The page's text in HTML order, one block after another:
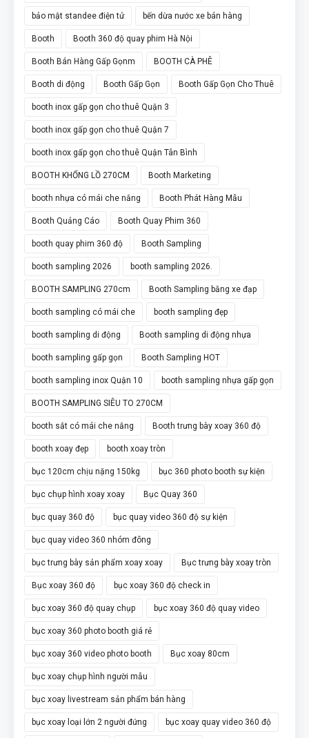
bảo mật standee điện tử bến dừa nước xe bán hàng
Booth Booth 360 độ quay phim Hà Nội
Booth Bán Hàng Gấp Gọnm BOOTH CÀ PHÊ
Booth di động Booth Gấp Gọn Booth Gấp Gọn Cho Thuê
booth inox gấp gọn cho thuê Quận 3
booth inox gấp gọn cho thuê Quận 7
booth inox gấp gọn cho thuê Quận Tân Bình
BOOTH KHỔNG LỒ 270CM Booth Marketing
booth nhựa có mái che nắng Booth Phát Hàng Mẫu
Booth Quảng Cáo Booth Quay Phim 360
booth quay phim 360 độ Booth Sampling
booth sampling 2026 booth sampling 2026.
BOOTH SAMPLING 270cm Booth Sampling bằng xe đạp
booth sampling có mái che booth sampling đẹp
booth sampling di động Booth sampling di động nhựa
booth sampling gấp gọn Booth Sampling HOT
booth sampling inox Quận 10 booth sampling nhựa gấp gọn
BOOTH SAMPLING SIÊU TO 270CM
booth sắt có mái che nắng Booth trưng bày xoay 360 độ
booth xoay đẹp booth xoay tròn
bục 120cm chịu nặng 150kg bục 360 photo booth sự kiện
bục chụp hình xoay xoay Bục Quay 360
bục quay 360 độ bục quay video 360 độ sự kiện
bục quay video 360 nhóm đông
bục trưng bày sản phẩm xoay xoay Bục trưng bày xoay tròn
Bục xoay 360 độ bục xoay 360 độ check in
bục xoay 360 độ quay chụp bục xoay 360 độ quay video
bục xoay 360 photo booth giá rẻ
bục xoay 360 video photo booth Bục xoay 80cm
bục xoay chụp hình người mẫu
bục xoay livestream sản phẩm bán hàng
bục xoay loại lớn 2 người đứng bục xoay quay video 360 độ